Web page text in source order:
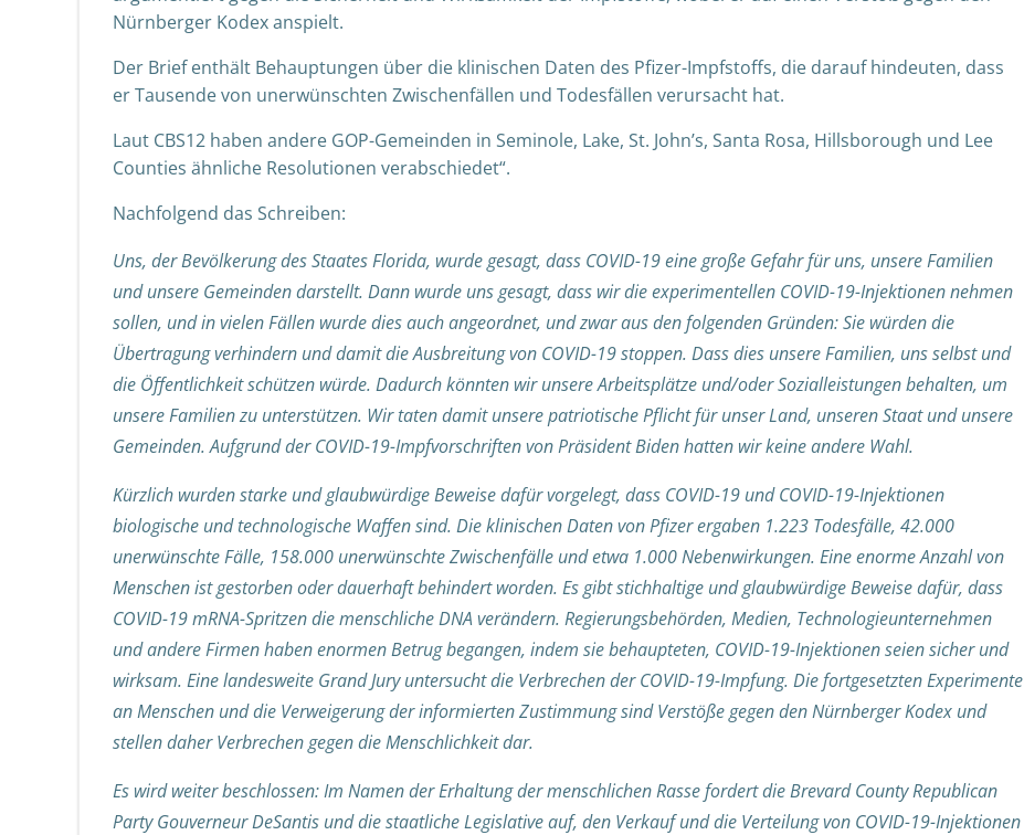
Nürnberger Kodex anspielt.
Der Brief enthält Behauptungen über die klinischen Daten des Pfizer-Impfstoffs, die darauf hindeuten, dass
er Tausende von unerwünschten Zwischenfällen und Todesfällen verursacht hat.
Laut CBS12 haben andere GOP-Gemeinden in Seminole, Lake, St. John’s, Santa Rosa, Hillsborough und Lee
Counties ähnliche Resolutionen verabschiedet“.
Nachfolgend das Schreiben:
Uns, der Bevölkerung des Staates Florida, wurde gesagt, dass COVID-19 eine große Gefahr für uns, unsere Familien
und unsere Gemeinden darstellt. Dann wurde uns gesagt, dass wir die experimentellen COVID-19-Injektionen nehmen
sollen, und in vielen Fällen wurde dies auch angeordnet, und zwar aus den folgenden Gründen: Sie würden die
Übertragung verhindern und damit die Ausbreitung von COVID-19 stoppen. Dass dies unsere Familien, uns selbst und
die Öffentlichkeit schützen würde. Dadurch könnten wir unsere Arbeitsplätze und/oder Sozialleistungen behalten, um
unsere Familien zu unterstützen. Wir taten damit unsere patriotische Pflicht für unser Land, unseren Staat und unsere
Gemeinden. Aufgrund der COVID-19-Impfvorschriften von Präsident Biden hatten wir keine andere Wahl.
Kürzlich wurden starke und glaubwürdige Beweise dafür vorgelegt, dass COVID-19 und COVID-19-Injektionen
biologische und technologische Waffen sind. Die klinischen Daten von Pfizer ergaben 1.223 Todesfälle, 42.000
unerwünschte Fälle, 158.000 unerwünschte Zwischenfälle und etwa 1.000 Nebenwirkungen. Eine enorme Anzahl von
Menschen ist gestorben oder dauerhaft behindert worden. Es gibt stichhaltige und glaubwürdige Beweise dafür, dass
COVID-19 mRNA-Spritzen die menschliche DNA verändern. Regierungsbehörden, Medien, Technologieunternehmen
und andere Firmen haben enormen Betrug begangen, indem sie behaupteten, COVID-19-Injektionen seien sicher und
wirksam. Eine landesweite Grand Jury untersucht die Verbrechen der COVID-19-Impfung. Die fortgesetzten Experimente
an Menschen und die Verweigerung der informierten Zustimmung sind Verstöße gegen den Nürnberger Kodex und
stellen daher Verbrechen gegen die Menschlichkeit dar.
Es wird weiter beschlossen: Im Namen der Erhaltung der menschlichen Rasse fordert die Brevard County Republican
Party Gouverneur DeSantis und die staatliche Legislative auf, den Verkauf und die Verteilung von COVID-19-Injektionen